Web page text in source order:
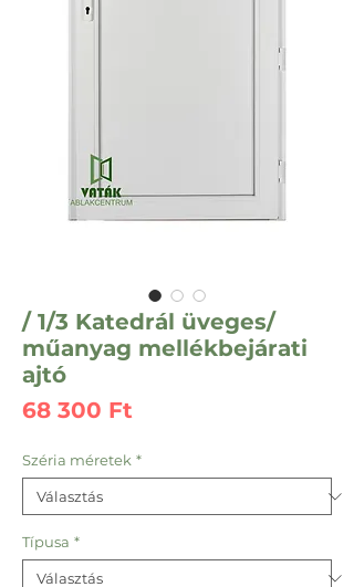
/ 1/3 Katedrál üveges/
műanyag mellékbejárati
ajtó
68 300 Ft
Széria méretek *
Típusa *